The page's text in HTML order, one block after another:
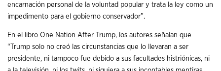
encarnación personal de la voluntad popular y trata la ley como un
impedimento para el gobierno conservador”.
En el libro One Nation After Trump, los autores señalan que
“Trump solo no creó las circunstancias que lo llevaran a ser
presidente, ni tampoco fue debido a sus facultades histriónicas, ni